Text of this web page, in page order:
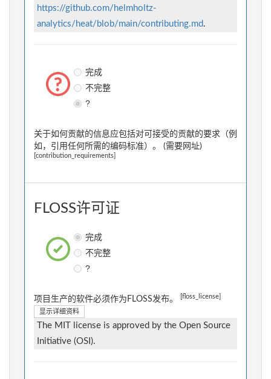
https://github.com/helmholtz-
analytics/heat/blob/main/contributing.md.
完成
不完整
?
关于如何贡献的信息应包括对可接受的贡献的要求（例
如，引用任何所需的编码标准）。 (需要网址)
[contribution_requirements]
FLOSS许可证
完成
不完整
?
项目生产的软件必须作为FLOSS发布。 [floss_license]
显示详细资料
The MIT license is approved by the Open Source
Initiative (OSI).